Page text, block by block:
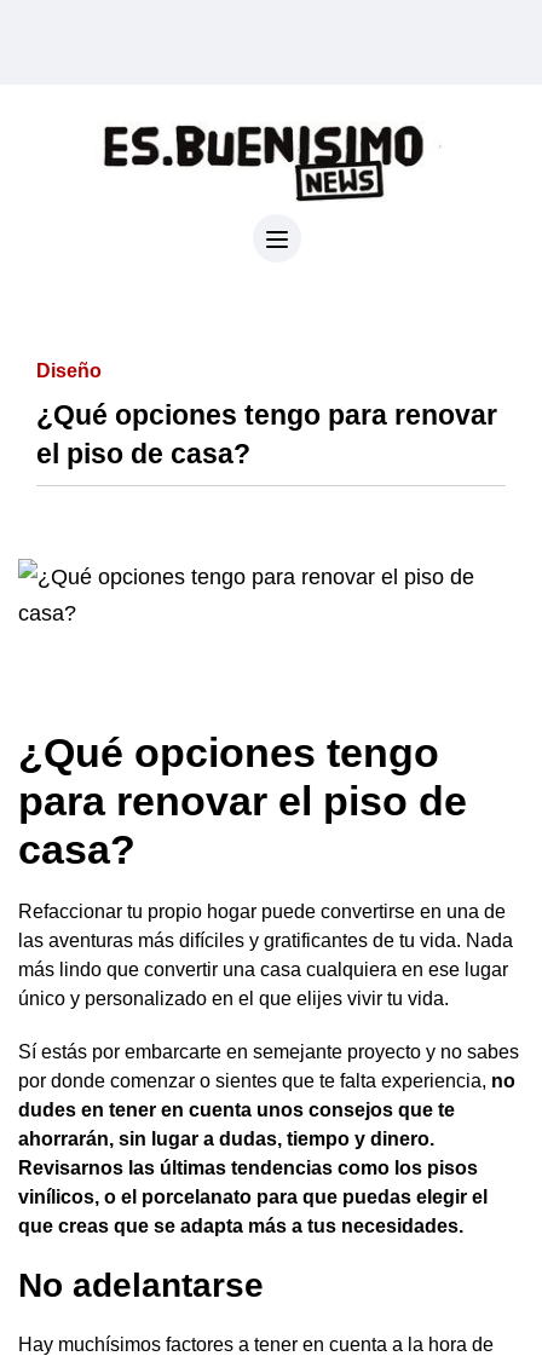
Diseño
¿Qué opciones tengo para renovar
el piso de casa?
¿Qué opciones tengo
para renovar el piso de
casa?
Refaccionar tu propio hogar puede convertirse en una de
las aventuras más difíciles y gratificantes de tu vida. Nada
más lindo que convertir una casa cualquiera en ese lugar
único y personalizado en el que elijes vivir tu vida.
Sí estás por embarcarte en semejante proyecto y no sabes
por donde comenzar o sientes que te falta experiencia, no
dudes en tener en cuenta unos consejos que te
ahorrarán, sin lugar a dudas, tiempo y dinero.
Revisarnos las últimas tendencias como los pisos
vinílicos, o el porcelanato para que puedas elegir el
que creas que se adapta más a tus necesidades.
No adelantarse
Hay muchísimos factores a tener en cuenta a la hora de